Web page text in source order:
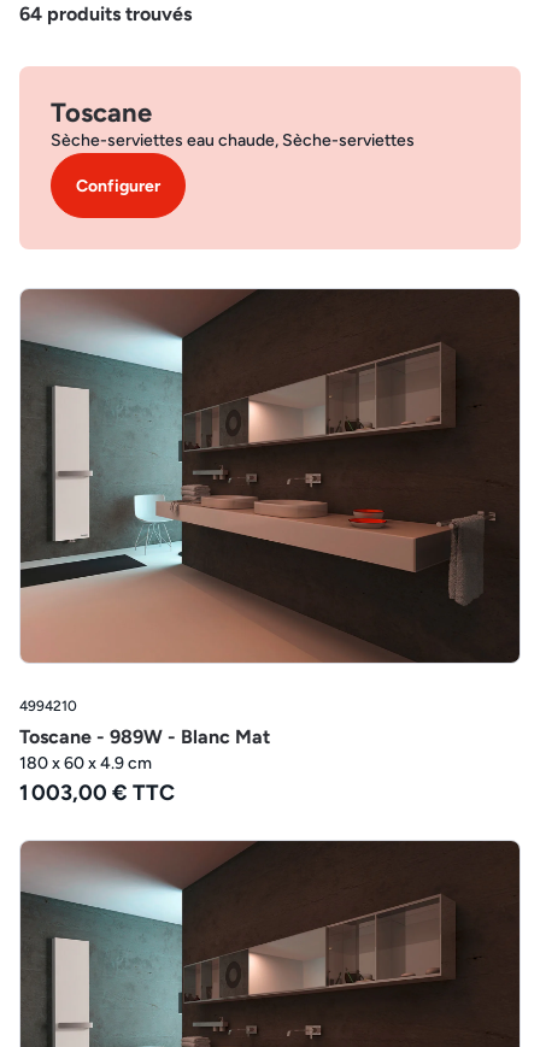
64 produits trouvés
Toscane
Sèche-serviettes eau chaude, Sèche-serviettes
Configurer
4994210
Toscane - 989W - Blanc Mat
180 x 60 x 4.9 cm
1 003,00 € TTC